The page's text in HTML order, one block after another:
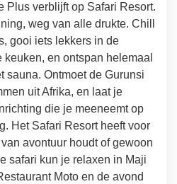
Plus verblijft op Safari Resort.
weg van alle drukte. Chill
gooi iets lekkers in de
en ontspan helemaal
sauna. Ontmoet de Gurunsi
uit Afrika, en laat je
die je meeneemt op
Het Safari Resort heeft voor
avontuur houdt of gewoon
safari kun je relaxen in Maji
Moto en de avond